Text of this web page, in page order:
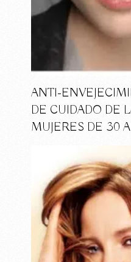
ANTI-
DE CUIDADO DE
MUJERES DE 30